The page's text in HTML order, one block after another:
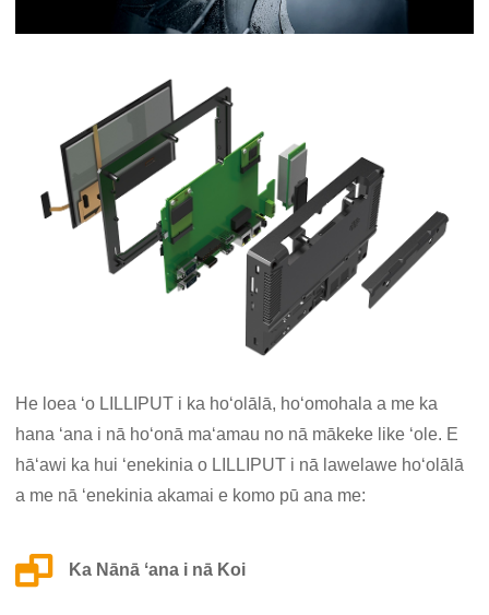
He loea ʻo LILLIPUT i ka hoʻolālā, hoʻomohala a me ka
hana ʻana i nā hoʻonā maʻamau no nā mākeke like ʻole. E
hāʻawi ka hui ʻenekinia o LILLIPUT i nā lawelawe hoʻolālā
a me nā ʻenekinia akamai e komo pū ana me:
Ka Nānā ʻana i nā Koi